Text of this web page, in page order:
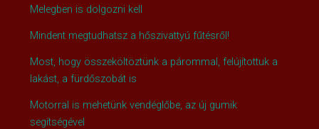
Melegben is dolgozni kell
Mindent megtudhatsz a hőszivattyú fűtésről!
Most, hogy összeköltöztünk a párommal, felújítottuk a
lakást, a fürdőszobát is
Motorral is mehetünk vendéglőbe, az új gumik
segítségével